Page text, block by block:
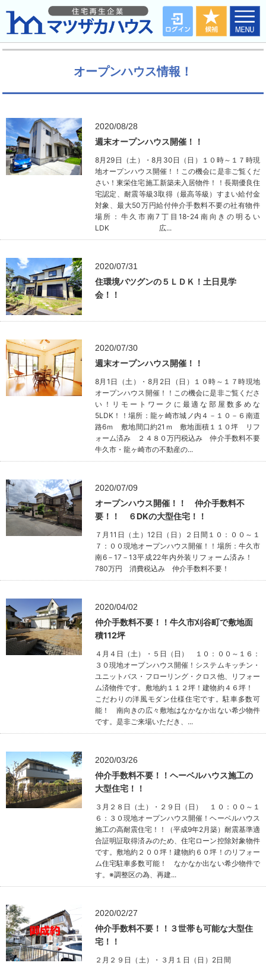
オープンハウス情報！
2020/08/28
週末オープンハウス開催！！
8月29日（土）・8月30日（日）１０時～１７時現
地オープンハウス開催！！この機会に是非ご覧くだ
さい！東栄住宅施工新築未入居物件！！長期優良住
宅認定、耐震等級3取得（最高等級）すまい給付金
対象、最大50万円給付仲介手数料不要の社有物件
場所：牛久市南7丁目18-24南向きの明るい
LDK 広...
2020/07/31
住環境バツグンの５ＬＤＫ！土日見学
会！！
2020/07/30
週末オープンハウス開催！！
8月1日（土）・8月2日（日）１０時～１７時現地
オープンハウス開催！！この機会に是非ご覧くださ
い！リモートワークに最適な部屋数多めな
5LDK！！場所：龍ヶ崎市城ノ内４－１０－６南道
路6ｍ 敷地間口約21ｍ 敷地面積１１０坪 リフ
ォーム済み ２４８０万円税込み 仲介手数料不要
牛久市・龍ヶ崎市の不動産の...
2020/07/09
オープンハウス開催！！ 仲介手数料不
要！！ ６DKの大型住宅！！
７月11日（土）12日（日）２日間１０：００～１
７：００現地オープンハウス開催！！場所：牛久市
南6－17－13平成22年内外装リフォーム済み！
780万円 消費税込み 仲介手数料不要！
2020/04/02
仲介手数料不要！！牛久市刈谷町で敷地面
積112坪
４月４日（土）・５日（日） １０：００～１６：
３０現地オープンハウス開催！システムキッチン・
ユニットバス・フローリング・クロス他、リフォー
ム済物件です。敷地約１１２坪！建物約４６坪！
こだわりの洋風モダン仕様住宅です。駐車多数可
能！ 南向きの広々敷地はなかなか出ない希少物件
です。是非ご来場いただき、...
2020/03/26
仲介手数料不要！！ヘーベルハウス施工の
大型住宅！！
３月２８日（土）・２９日（日） １０：００～１
６：３０現地オープンハウス開催！ヘーベルハウス
施工の高耐震住宅！！（平成9年2月築）耐震基準適
合証明証取得済みのため、住宅ローン控除対象物件
です。敷地約２００坪！建物約６０坪！のリフォー
ム住宅駐車多数可能！ なかなか出ない希少物件で
す。※調整区の為、再建...
2020/02/27
仲介手数料不要！！３世帯も可能な大型住
宅！！
２月２９日（土）・３月１日（日）2日間